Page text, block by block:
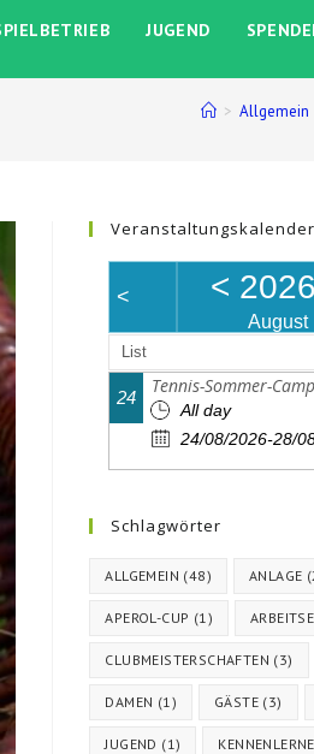
JUGEND
> Allgemein
Veranstaltungskalender
< < 2026
August
List
24
Tennis-Sommer-
All day
24/08/2026-28/
Schlagwörter
ALLGEMEIN (48) ANLAGE
APEROL-CUP (1)
CLUBMEISTERSCHAFTEN (3)
DAMEN (1) GÄSTE (3)
JUGEND (1)